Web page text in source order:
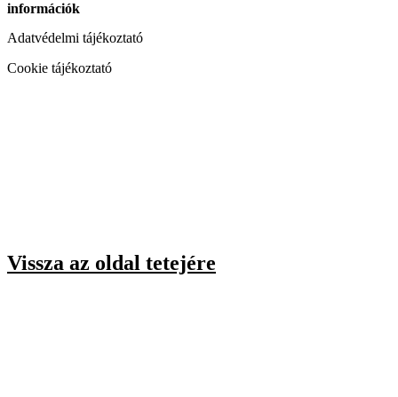
információk
Adatvédelmi tájékoztató
Cookie tájékoztató
Vissza az oldal tetejére